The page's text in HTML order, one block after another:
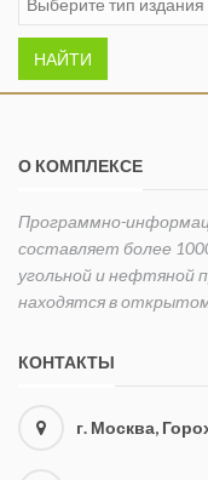
НАЙТИ
О КОМПЛЕКСЕ
Программно-
составляет более
угольной и нефтяной
находятся в
КОНТАКТЫ
г. Москва,